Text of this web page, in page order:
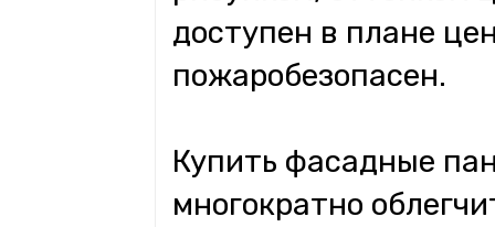
доступен в плане
пожаробезопасен.
Купить фасадные
многократно